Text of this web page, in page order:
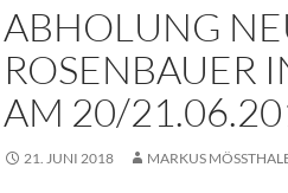
ABHOLUNG
ROSENBAUER
AM 20/
21. JUNI 2018 MARKUS